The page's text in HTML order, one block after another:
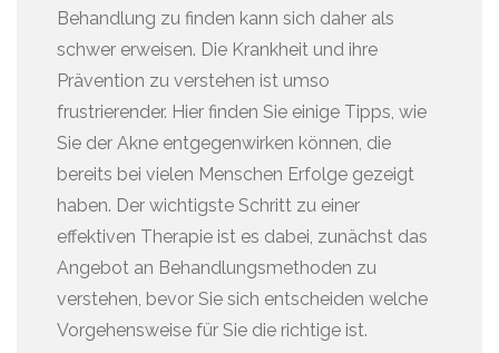
Behandlung zu finden kann sich daher als
schwer erweisen. Die Krankheit und ihre
Prävention zu verstehen ist umso
frustrierender. Hier finden Sie einige Tipps, wie
Sie der Akne entgegenwirken können, die
bereits bei vielen Menschen Erfolge gezeigt
haben. Der wichtigste Schritt zu einer
effektiven Therapie ist es dabei, zunächst das
Angebot an Behandlungsmethoden zu
verstehen, bevor Sie sich entscheiden welche
Vorgehensweise für Sie die richtige ist.